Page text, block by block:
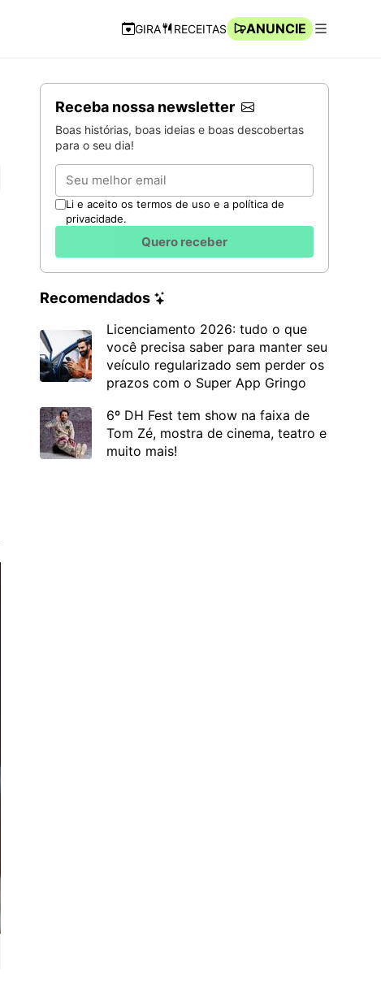
Navegação Rápida
GIRA RECEITAS
ANUNCIE
Receba nossa newsletter
Boas histórias, boas ideias e boas descobertas
para o seu dia!
Email
Li e aceito os termos de uso e a política de
privacidade.
Quero receber
Recomendados
Licenciamento 2026: tudo o que
você precisa saber para manter seu
veículo regularizado sem perder os
prazos com o Super App Gringo
6º DH Fest tem show na faixa de
Tom Zé, mostra de cinema, teatro e
muito mais!